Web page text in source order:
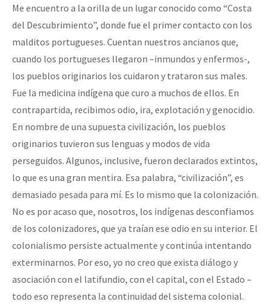
Me encuentro a la orilla de un lugar conocido como “Costa
del Descubrimiento”, donde fue el primer contacto con los
malditos portugueses. Cuentan nuestros ancianos que,
cuando los portugueses llegaron –inmundos y enfermos-,
los pueblos originarios los cuidaron y trataron sus males.
Fue la medicina indígena que curo a muchos de ellos. En
contrapartida, recibimos odio, ira, explotación y genocidio.
En nombre de una supuesta civilización, los pueblos
originarios tuvieron sus lenguas y modos de vida
perseguidos. Algunos, inclusive, fueron declarados extintos,
lo que es una gran mentira. Esa palabra, “civilización”, es
demasiado pesada para mí. Es lo mismo que la colonización.
No es por acaso que, nosotros, los indígenas desconfiamos
de los colonizadores, que ya traían ese odio en su interior. El
colonialismo persiste actualmente y continúa intentando
exterminarnos. Por eso, yo no creo que exista diálogo y
asociación con el latifundio, con el capital, con el Estado –
todo eso representa la continuidad del sistema colonial.